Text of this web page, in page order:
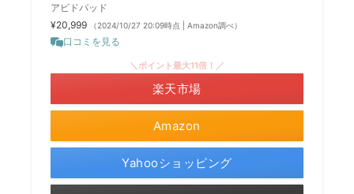
アビドパッド
¥20,999
（2024/10/27 20:09時点 | Amazon調べ）
口コミを見る
Amazon
＼ポイント最大11倍！／
楽天市場
Yahooショッピング